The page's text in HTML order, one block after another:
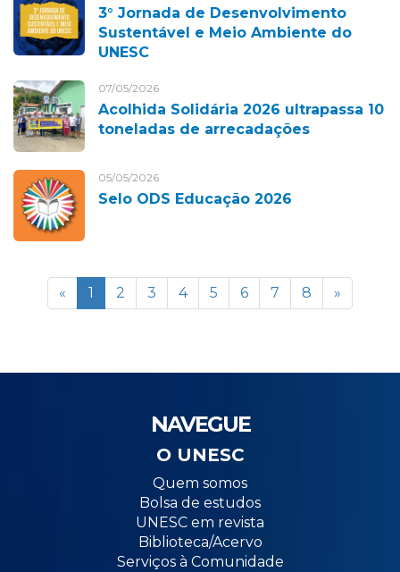
3° Jornada de Desenvolvimento
Sustentável e Meio Ambiente do
UNESC
07/05/2026
Acolhida Solidária 2026 ultrapassa 10
toneladas de arrecadações
05/05/2026
Selo ODS Educação 2026
« 1 2 3 4 5 6 7 8 »
NAVEGUE
O UNESC
Quem somos
Bolsa de estudos
UNESC em revista
Biblioteca/Acervo
Serviços à Comunidade